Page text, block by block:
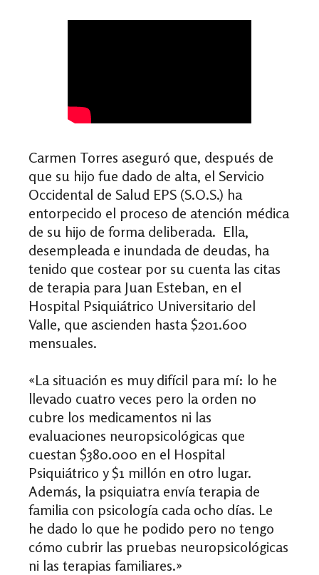
Carmen Torres aseguró que, después de
que su hijo fue dado de alta, el Servicio
Occidental de Salud EPS (S.O.S.) ha
entorpecido el proceso de atención médica
de su hijo de forma deliberada. Ella,
desempleada e inundada de deudas, ha
tenido que costear por su cuenta las citas
de terapia para Juan Esteban, en el
Hospital Psiquiátrico Universitario del
Valle, que ascienden hasta $201.600
mensuales.
«La situación es muy difícil para mí: lo he
llevado cuatro veces pero la orden no
cubre los medicamentos ni las
evaluaciones neuropsicológicas que
cuestan $380.000 en el Hospital
Psiquiátrico y $1 millón en otro lugar.
Además, la psiquiatra envía terapia de
familia con psicología cada ocho días. Le
he dado lo que he podido pero no tengo
cómo cubrir las pruebas neuropsicológicas
ni las terapias familiares.»